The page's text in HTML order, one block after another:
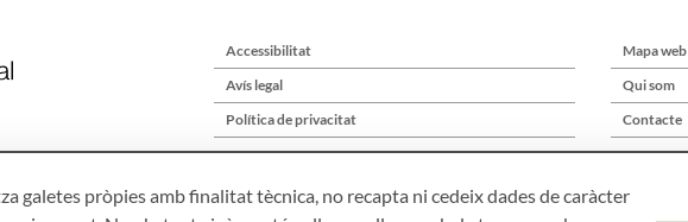
Accessibilitat
Avís legal
Política de privacitat
Mapa web
Qui som
Contacte
galetes pròpies amb finalitat tècnica, no recapta ni cedeix dades de caràcter